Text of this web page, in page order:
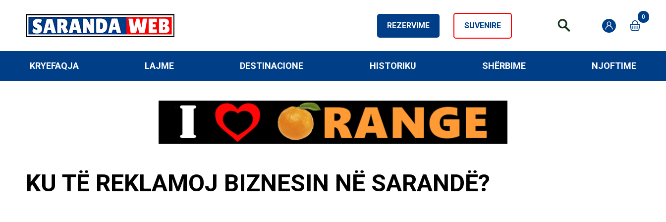
REZERVIME SUVENIRE
0
KRYEFAQJA LAJME DESTINACIONE HISTORIKU SHËRBIME NJOFTIME
KU TË REKLAMOJ BIZNESIN NË SARANDË?